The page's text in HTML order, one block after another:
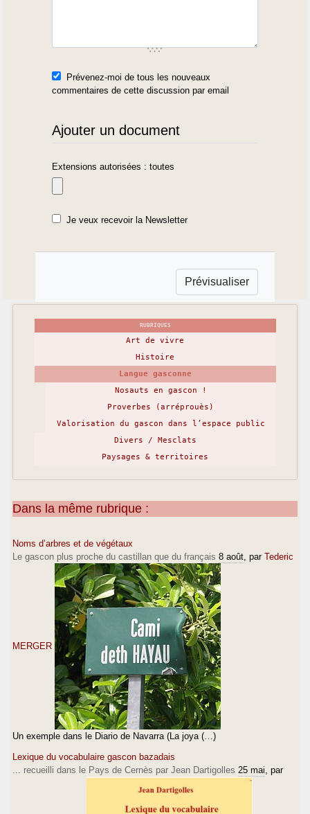
Prévenez-moi de tous les nouveaux
commentaires de cette discussion par email
Ajouter un document
Extensions autorisées : toutes
Je veux recevoir la Newsletter
RUBRIQUES
Art de vivre
Histoire
Langue gasconne
Nosauts en gascon !
Proverbes (arréprouès)
Valorisation du gascon dans l’espace public
Divers / Mesclats
Paysages & territoires
Dans la même rubrique :
Noms d’arbres et de végétaux
Le gascon plus proche du castillan que du français 8 août, par Tederic
MERGER
Un exemple dans le Diario de Navarra (La joya (…)
Lexique du vocabulaire gascon bazadais
... recueilli dans le Pays de Cernès par Jean Dartigolles 25 mai, par